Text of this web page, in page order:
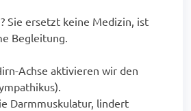
Sie ersetzt keine Medizin, ist
Begleitung.
Achse aktivieren wir den
Darmmuskulatur, lindert